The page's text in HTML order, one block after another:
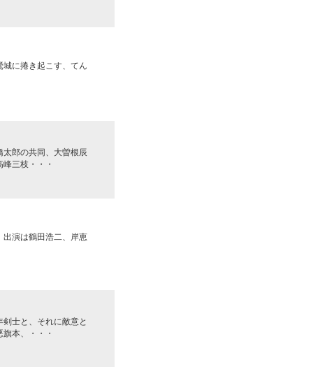
に捲き起こす、てん
郎の共同、大曽根辰
三枝・・・
演は鶴田浩二、岸恵
士と、それに敵意と
本、・・・